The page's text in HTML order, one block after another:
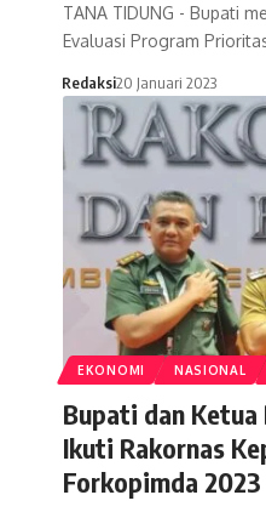
TANA TIDUNG - Bupati
Evaluasi Program
Redaksi20 Januari 2023
EKONOMI NASIONAL
Bupati dan Ketua
Ikuti Rakornas
Forkopimda